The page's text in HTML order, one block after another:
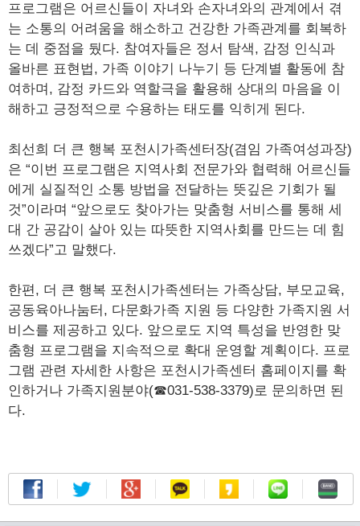
프로그램은 어르신들이 자녀와 손자녀와의 관계에서 겪
는 소통의 어려움을 해소하고 건강한 가족관계를 회복하
는 데 중점을 뒀다. 참여자들은 정서 탐색, 감정 인식과
올바른 표현법, 가족 이야기 나누기 등 단계별 활동에 참
여하며, 감정 카드와 역할극을 활용해 상대의 마음을 이
해하고 긍정적으로 수용하는 태도를 익히게 된다.
최선희 더 큰 행복 포천시가족센터장(겸임 가족여성과장)
은 “이번 프로그램은 지역사회 전문가와 협력해 어르신들
에게 실질적인 소통 방법을 전달하는 뜻깊은 기회가 될
것”이라며 “앞으로도 찾아가는 맞춤형 서비스를 통해 세
대 간 공감이 살아 있는 따뜻한 지역사회를 만드는 데 힘
쓰겠다”고 말했다.
한편, 더 큰 행복 포천시가족센터는 가족상담, 부모교육,
공동육아나눔터, 다문화가족 지원 등 다양한 가족지원 서
비스를 제공하고 있다. 앞으로도 지역 특성을 반영한 맞
춤형 프로그램을 지속적으로 확대 운영할 계획이다. 프로
그램 관련 자세한 사항은 포천시가족센터 홈페이지를 확
인하거나 가족지원분야(☎031-538-3379)로 문의하면 된
다.